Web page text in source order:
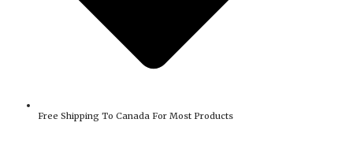
Free Shipping To Canada For Most Products